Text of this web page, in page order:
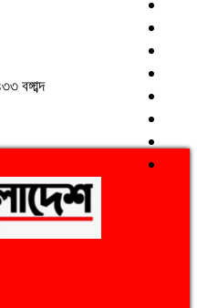
বঙ্গাব্দ